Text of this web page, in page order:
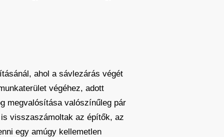
ahol a sávlezárás végét
végéhez, adott
megvalósítása valószínűleg pár
visszaszámoltak az építők, az
egy amúgy kellemetlen